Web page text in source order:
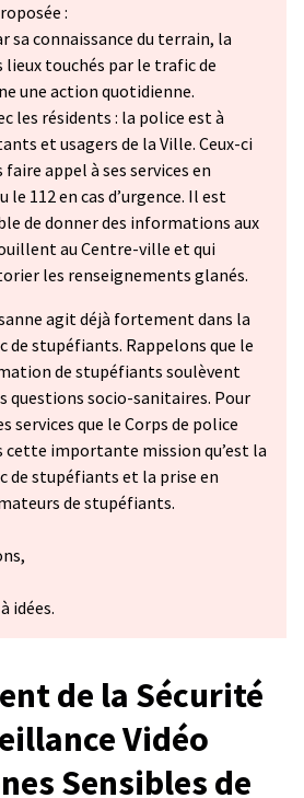
:
sa connaissance du terrain, la
touchés par le trafic de
une action quotidienne.
les résidents : la police est à
et usagers de la Ville. Ceux-ci
faire appel à ses services en
le 112 en cas d’urgence. Il est
de donner des informations aux
au Centre-ville et qui
les renseignements glanés.
agit déjà fortement dans la
stupéfiants. Rappelons que le
de stupéfiants soulèvent
questions socio-sanitaires. Pour
services que le Corps de police
cette importante mission qu’est la
stupéfiants et la prise en
de stupéfiants.
idées.
de la Sécurité
Vidéo
Sensibles de